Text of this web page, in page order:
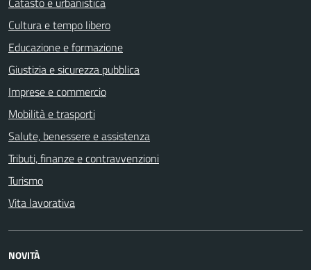
Cultura e tempo libero
Educazione e formazione
Giustizia e sicurezza pubblica
Imprese e commercio
Mobilità e trasporti
Salute, benessere e assistenza
Tributi, finanze e contravvenzioni
Turismo
Vita lavorativa
NOVITÀ